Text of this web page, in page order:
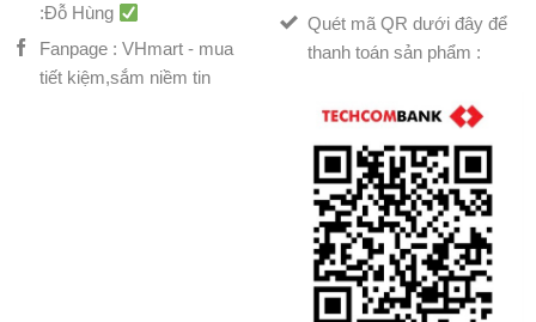
:Đỗ Hùng
Fanpage : VHmart - mua
tiết kiệm,sắm niềm tin
Quét mã QR dưới đây để
thanh toán sản phẩm :